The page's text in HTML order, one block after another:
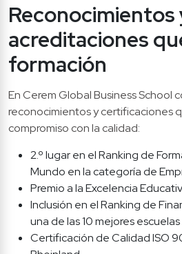
Reconocimientos
acreditaciones
formación
En Cerem Global Business School
reconocimientos y certificaciones
compromiso con la calidad:
2.º lugar en el Ranking de
Mundo en la categoría de
Premio a la Excelencia
Inclusión en el Ranking de
una de las 10 mejores
Certificación de Calidad ISO